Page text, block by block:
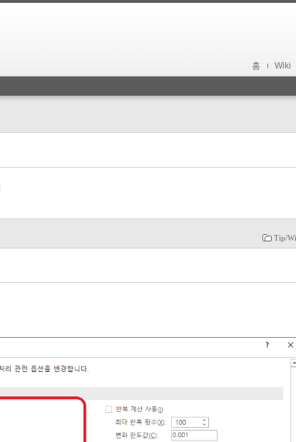
홈 Wiki
Tip/